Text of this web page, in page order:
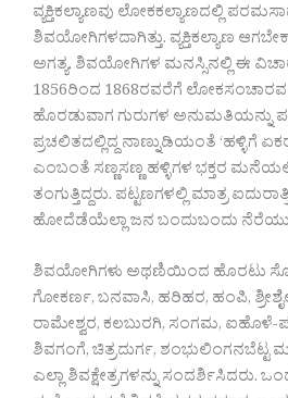
ವ್ಯಕ್ತಿಕಲ್ಯಾಣವು ಲೋಕಕಲ್ಯಾಣದಲ್ಲಿ
ಶಿವಯೋಗಿಗಳದಾಗಿತ್ತು. ವ್ಯಕ್ತಿಕಲ್ಯಾಣ
ಅಗತ್ಯ. ಶಿವಯೋಗಿಗಳ ಮನಸ್ಸಿನಲ್ಲಿ ಈ
1856ರಿಂದ 1868ರವರೆಗೆ
ಹೊರಡುವಾಗ ಗುರುಗಳ ಅನುಮತಿಯನ್ನು
ಪ್ರಚಲಿತದಲ್ಲಿದ್ದ ನಾಣ್ನುಡಿಯಂತೆ ‘ಹಳ್ಳಿಗೆ
ಎಂಬಂತೆ ಸಣ್ಣಸಣ್ಣ ಹಳ್ಳಿಗಳ ಭಕ್ತರ
ತಂಗುತ್ತಿದ್ದರು. ಪಟ್ಟಣಗಳಲ್ಲಿ ಮಾತ್ರ
ಹೋದೆಡೆಯೆಲ್ಲಾ ಜನ ಬಂದುಬಂದು
ಶಿವಯೋಗಿಗಳು ಅಥಣಿಯಿಂದ ಹೊರಟು
ಗೋಕರ್ಣ, ಬನವಾಸಿ, ಹರಿಹರ, ಹಂಪಿ,
ರಾಮೇಶ್ವರ, ಕಲಬುರಗಿ, ಸಂಗಮ, ಐಹೊಳೆ-
ಶಿವಗಂಗೆ, ಚಿತ್ರದುರ್ಗ, ಶಂಭುಲಿಂಗನಬೆಟ್ಟ
ಎಲ್ಲಾ ಶಿವಕ್ಷೇತ್ರಗಳನ್ನು ಸಂದರ್ಶಿಸಿದರು.